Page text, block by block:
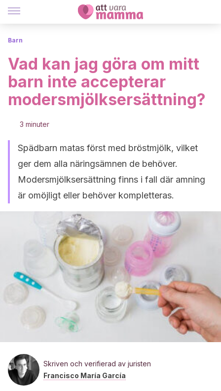
Barn
Vad kan jag göra om mitt
barn inte accepterar
modersmjölksersättning?
3 minuter
Spädbarn matas först med bröstmjölk, vilket
ger dem alla näringsämnen de behöver.
Modersmjölksersättning finns i fall där amning
är omöjligt eller behöver kompletteras.
Skriven och verifierad av juristen
Francisco María García